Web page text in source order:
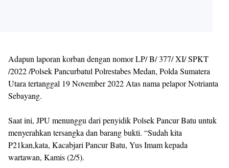
Adapun laporan korban dengan nomor LP/ B/ 377/ XI/ SPKT
/2022 /Polsek Pancurbatul Polrestabes Medan, Polda Sumatera
Utara tertanggal 19 November 2022 Atas nama pelapor Notrianta
Sebayang.
Saat ini, JPU menunggu dari penyidik Polsek Pancur Batu untuk
menyerahkan tersangka dan barang bukti. “Sudah kita
P21kan,kata, Kacabjari Pancur Batu, Yus Imam kepada
wartawan, Kamis (2/5).